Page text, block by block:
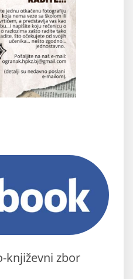
književni zbor